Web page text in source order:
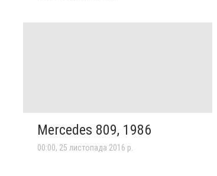
Mercedes 809, 1986
00:00, 25 листопада 2016 р.